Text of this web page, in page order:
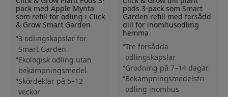
pack med Apple Mynta
som refill för odling i Click
& Grow Smart Garden
3 odlingskapslar för
Smart Garden
Ekologisk odling utan
bekämpningsmedel
Skördeklar på 5–12
veckor
pods 3-pack som Smart
Garden refill med försådd
dill för inomhusodling
hemma
Tre försådda
odlingskapslar
Grodning på 7–14 dagar
Bekämpningsmedelsfri
odling inomhus